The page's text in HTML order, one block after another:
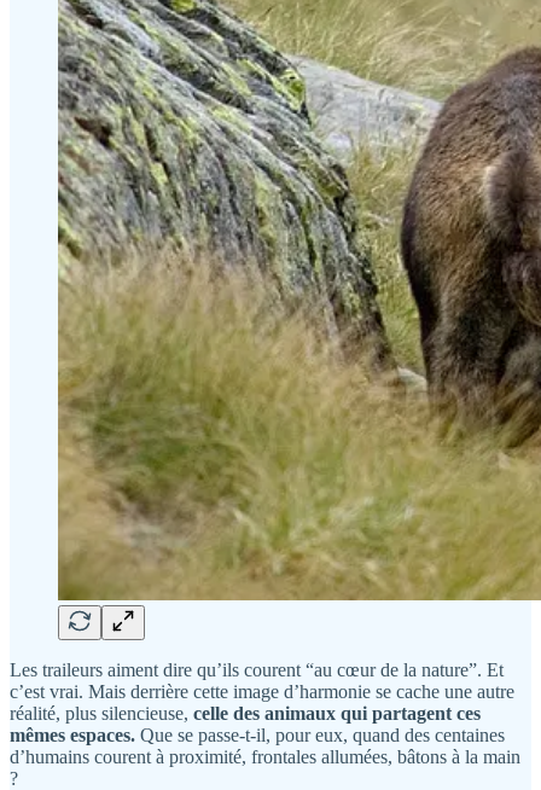
Les traileurs aiment dire qu’ils courent “au cœur de la nature”. Et
c’est vrai. Mais derrière cette image d’harmonie se cache une autre
réalité, plus silencieuse, celle des animaux qui partagent ces
mêmes espaces. Que se passe-t-il, pour eux, quand des centaines
d’humains courent à proximité, frontales allumées, bâtons à la main
?